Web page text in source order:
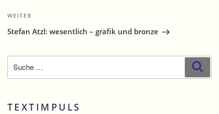
Nächster
Beitrag
WEITER
Stefan Atzl: wesentlich – grafik und bronze
nach:
TEXTIMPULS